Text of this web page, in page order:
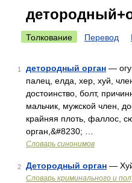
Толкование Перевод
1 детородный орган —
палец, елда, хер, хуй,
достоинство, болт,
мальчик, мужской член,
крайняя плоть, фаллос,
орган,&#8230; …
Словарь синонимов
2 Детородный орган —
Словарь криминального и